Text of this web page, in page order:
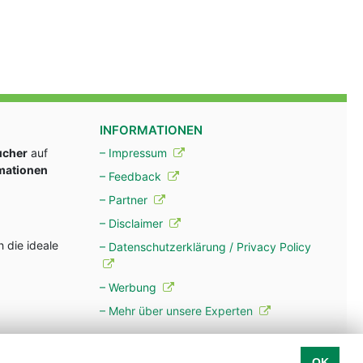
auf
die ideale
INFORMATIONEN
– Impressum
– Feedback
– Partner
– Disclaimer
– Datenschutzerklärung / Privacy Policy
– Werbung
– Mehr über unsere Experten